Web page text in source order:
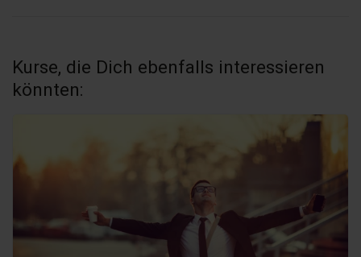
Kurse, die Dich ebenfalls interessieren
könnten: